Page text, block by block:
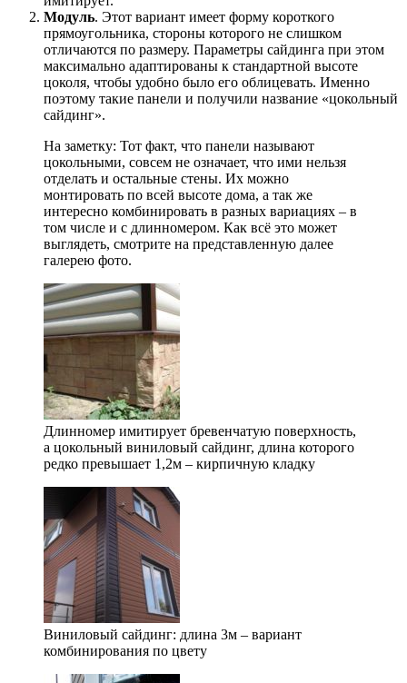
Модуль. Этот вариант имеет форму короткого
прямоугольника, стороны которого не слишком
отличаются по размеру. Параметры сайдинга при этом
максимально адаптированы к стандартной высоте
цоколя, чтобы удобно было его облицевать. Именно
поэтому такие панели и получили название «цокольный
сайдинг».
На заметку: Тот факт, что панели называют
цокольными, совсем не означает, что ими нельзя
отделать и остальные стены. Их можно
монтировать по всей высоте дома, а так же
интересно комбинировать в разных вариациях – в
том числе и с длинномером. Как всё это может
выглядеть, смотрите на представленную далее
галерею фото.
Длинномер имитирует бревенчатую поверхность,
а цокольный виниловый сайдинг, длина которого
редко превышает 1,2м – кирпичную кладку
Виниловый сайдинг: длина 3м – вариант
комбинирования по цвету